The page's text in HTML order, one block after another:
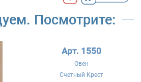
Посмотрите:
Арт. 1550
Овен
Счетный Крест